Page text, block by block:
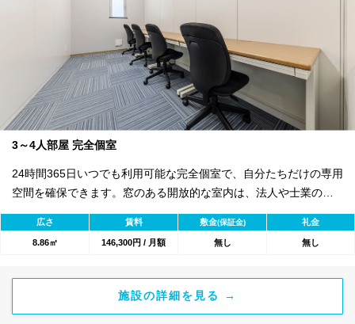
3～4人部屋 完全個室
24時間365日いつでも利用可能な完全個室で、自分たちだけの専用
空間を確保できます。窓のある開放的な室内は、法人や士業の事
務所としてはもちろん、3名で広めに使いたい方や短期プロジェク
トの拠点としてもおすすめです。 セキュリティ面では、エントラ
ンスのオートロック完備に加え、各お部屋も個別に施錠が可能。
ります。 水道光熱費も共益費に含まれるシンプルな料金体系に加
広さ 賃料 敷金(保証金) 礼金
8.86㎡ 146,300円 / 月額 無し 無し
施設の詳細を見る →